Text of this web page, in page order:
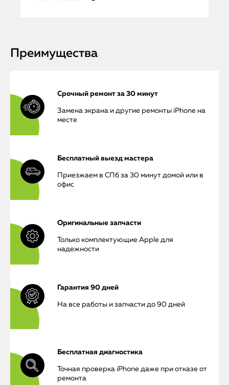
Преимущества
Срочный ремонт за 30 минут
Замена экрана и другие ремонты iPhone на
месте
Бесплатный выезд мастера
Приезжаем в СПб за 30 минут домой или в
офис
Оригинальные запчасти
Только комплектующие Apple для
надежности
Гарантия 90 дней
На все работы и запчасти до 90 дней
Бесплатная диагностика
Точная проверка iPhone даже при отказе от
ремонта